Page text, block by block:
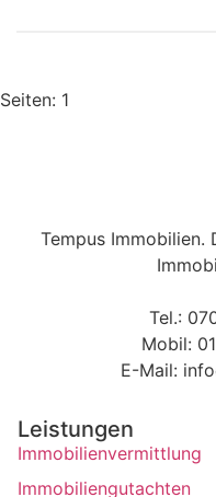
Seiten: 1
Tempus Immobilien.
Tel.:
Mobil:
E-Mail:
Leistungen
Immobilienvermittlung
Immobiliengutachten